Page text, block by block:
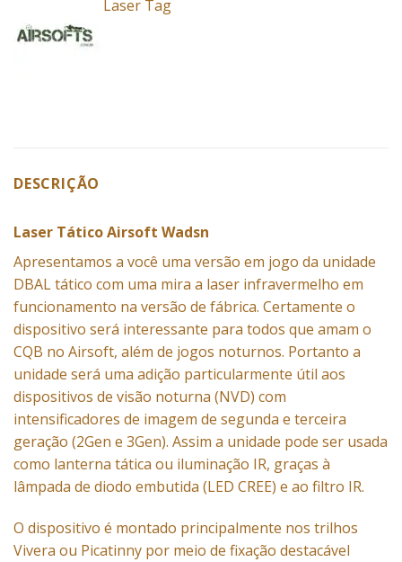
Laser Tag
DESCRIÇÃO
Laser Tático Airsoft Wadsn
Apresentamos a você uma versão em jogo da unidade
DBAL tático com uma mira a laser infravermelho em
funcionamento na versão de fábrica. Certamente o
dispositivo será interessante para todos que amam o
CQB no Airsoft, além de jogos noturnos. Portanto a
unidade será uma adição particularmente útil aos
dispositivos de visão noturna (NVD) com
intensificadores de imagem de segunda e terceira
geração (2Gen e 3Gen). Assim a unidade pode ser usada
como lanterna tática ou iluminação IR, graças à
lâmpada de diodo embutida (LED CREE) e ao filtro IR.
O dispositivo é montado principalmente nos trilhos
Vivera ou Picatinny por meio de fixação destacável